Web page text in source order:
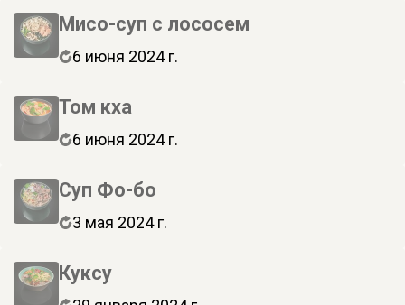
Мисо-суп с лососем
6 июня 2024 г.
Том кха
6 июня 2024 г.
Суп Фо-бо
3 мая 2024 г.
Куксу